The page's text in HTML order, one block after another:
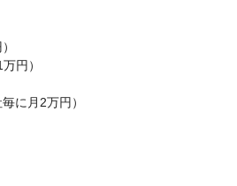
円）
に月2万円）